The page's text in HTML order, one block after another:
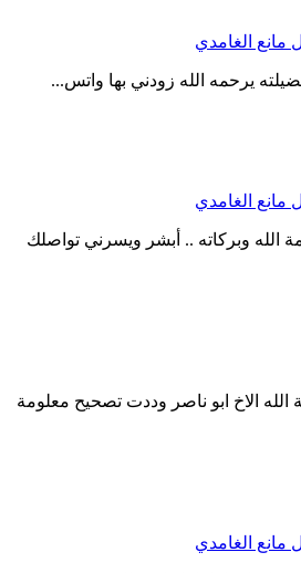
مانع الغامدي
يرحمه الله زودني بها واتس...
مانع الغامدي
الله وبركاته .. أبشر ويسرني تواصلك
الله الاخ ابو ناصر وددت تصحيح معلومة
مانع الغامدي